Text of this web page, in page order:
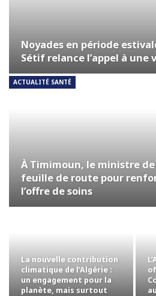
Noyades en période
Sétif relance l’appel à une
ACTUALITÉ SANTÉ
À Timimoun, le ministre
feuille de route pour
l’offre de soins
La nouvelle contribution
climatique de l’Algérie :
un engagement pour la
planète, mais surtout